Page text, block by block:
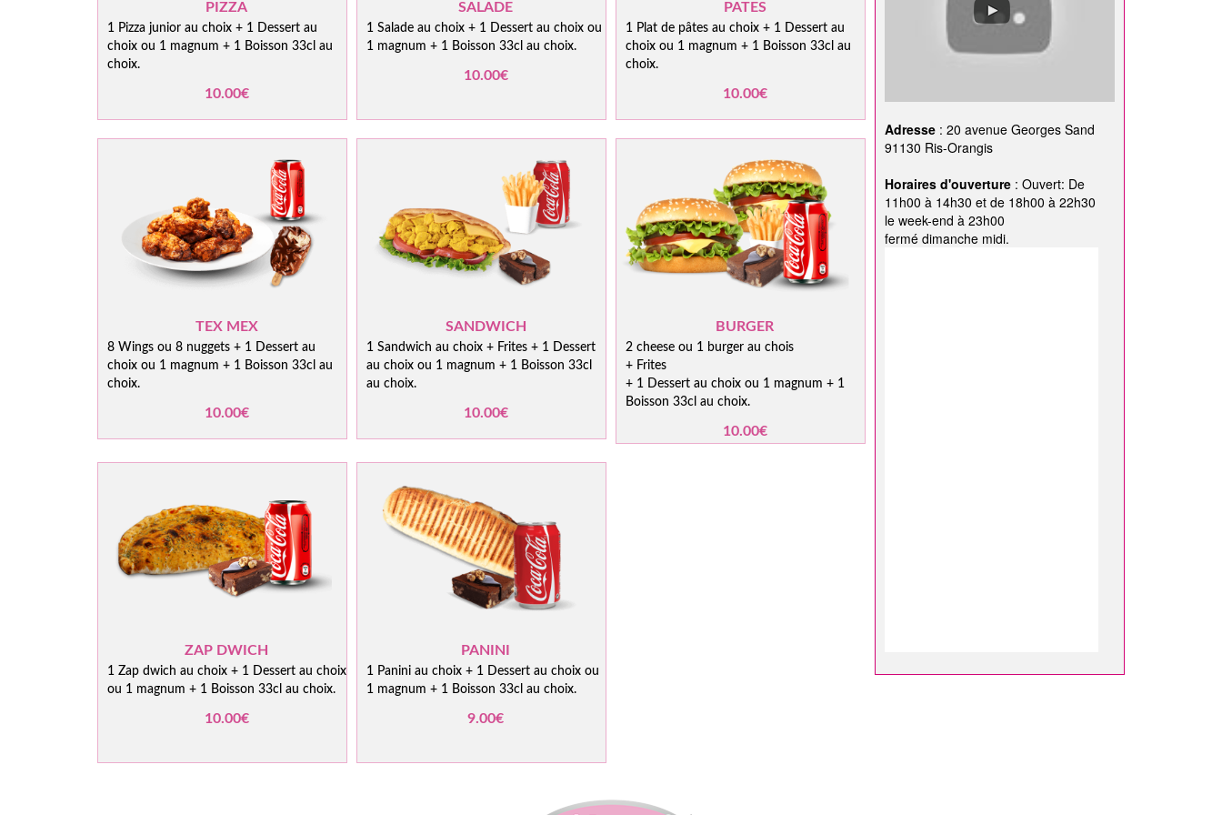
PIZZA
1 Pizza junior au choix + 1 Dessert au
choix ou 1 magnum + 1 Boisson 33cl au
choix.
10.00€
SALADE
1 Salade au choix + 1 Dessert au choix ou
1 magnum + 1 Boisson 33cl au choix.
10.00€
PATES
1 Plat de pâtes au choix + 1 Dessert au
choix ou 1 magnum + 1 Boisson 33cl au
choix.
10.00€
TEX MEX
8 Wings ou 8 nuggets + 1 Dessert au
choix ou 1 magnum + 1 Boisson 33cl au
choix.
10.00€
SANDWICH
1 Sandwich au choix + Frites + 1 Dessert
au choix ou 1 magnum + 1 Boisson 33cl
au choix.
10.00€
BURGER
2 cheese ou 1 burger au chois
+ Frites
+ 1 Dessert au choix ou 1 magnum + 1
Boisson 33cl au choix.
10.00€
ZAP DWICH
1 Zap dwich au choix + 1 Dessert au choix
ou 1 magnum + 1 Boisson 33cl au choix.
10.00€
PANINI
1 Panini au choix + 1 Dessert au choix ou
1 magnum + 1 Boisson 33cl au choix.
9.00€
Adresse : 20 avenue Georges Sand
91130 Ris-Orangis
Horaires d'ouverture : Ouvert: De
11h00 à 14h30 et de 18h00 à 22h30
le week-end à 23h00
fermé dimanche midi.